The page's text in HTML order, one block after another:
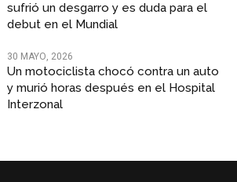
sufrió un desgarro y es duda para el
debut en el Mundial
30 MAYO, 2026
Un motociclista chocó contra un auto
y murió horas después en el Hospital
Interzonal